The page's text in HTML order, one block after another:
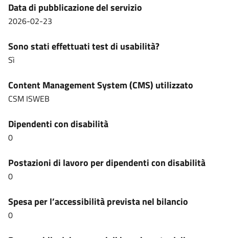
Data di pubblicazione del servizio
2026-02-23
Sono stati effettuati test di usabilità?
Sì
Content Management System (CMS) utilizzato
CSM ISWEB
Dipendenti con disabilità
0
Postazioni di lavoro per dipendenti con disabilità
0
Spesa per l’accessibilità prevista nel bilancio
0